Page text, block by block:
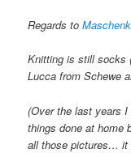
Regards to
Knitting is still socks
Lucca from Schewe
(Over the last years I
things done at home
all those pictures… it